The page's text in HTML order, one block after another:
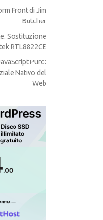
Front di Jim
Butcher
Sostituzione
RTL8822CE
Puro:
Nativo del
Web